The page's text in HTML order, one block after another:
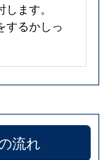
ます。
するかしっ
流れ